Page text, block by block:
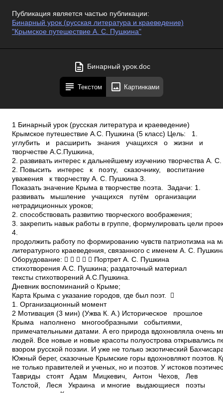
Публикация является частью публикации:
Бинарный урок (русская литература и краеведение)
"Крымское путешествие А. С. Пушкина"
Бинарный урок.doc
Текстом Картинками
1 Бинарный урок (русская литература и краеведение)
Крымское путешествие А.С. Пушкина (5 класс) Цель: 1.
углубить и расширить знания учащихся о жизни и
творчестве А.С.Пушкина,
2. развивать интерес к дальнейшему изучению творчества А.
2. Повысить интерес к поэту, сказочнику, воспитание
уважения к творчеству А. С. Пушкина 3.
Показать значение Крыма в творчестве поэта. Задачи: 1.
развивать мышление учащихся путём организации
нетрадиционных уроков;
2. способствовать развитию творческого воображения;
3. закрепить навык работы в группе, формулировать цели
4.
продолжить работу по формированию чувств патриотизма на
литературного краеведения, связанного с именем А. С.
Оборудование:      Портрет А. С. Пушкина
стихотворения А.С. Пушкина; раздаточный материал
тексты стихотворений А.С.Пушкина.
Дневник воспоминаний о Крыме;
Карта Крыма с указание городов, где был поэт. 
1. Организационный момент
2 Мотивация (3 мин) (Ужва К. А.) Историческое прошлое
Крыма наполнено многообразными событиями,
примечательными датами. А его природа вдохновляла очень
людей. Все новые и новые красоты полуострова открывались
взором русской поэзии. И уже не только экзотический
Южный берег, сказочные Крымские горы вдохновляют поэтов.
не только правителей и ученых, но и поэтов. У истоков
Тавриды стоят Адам Мицкевич, Антон Чехов, Лев
Толстой, Леся Украина и многие выдающиеся поэты